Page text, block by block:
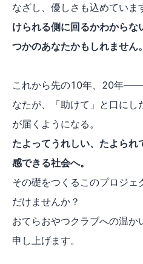
なざし、優しさも込めていま
けられる側に回るかわから
つかのあなたかもしれません。
これから先の10年、20年——
なたが、「助けて」と口にし
が届くようになる。
たよってうれしい、たよら
感できる社会へ。
その礎をつくるこのプロジェ
だけませんか？
おてらおやつクラブへの温か
申し上げます。